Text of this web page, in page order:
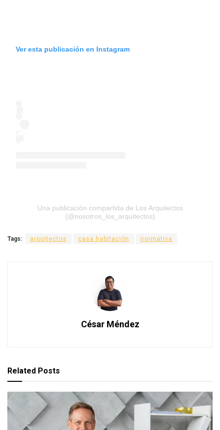
Ver esta publicación en Instagram
Una publicación compartida de Los Arquitectos
(@nosotros_los_arquitectos)
Tags: arquitectos casa habitación normativa
César Méndez
Related Posts